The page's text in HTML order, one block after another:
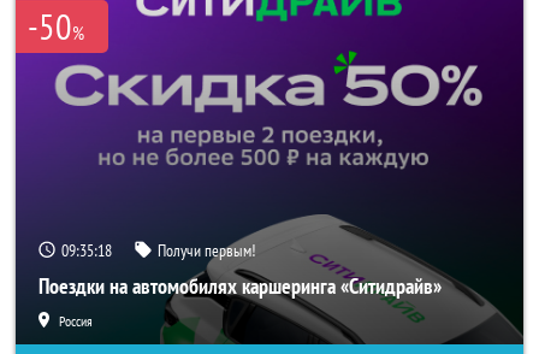
-50%
09:35:18 Получи первым!
Поездки на автомобилях каршеринга «Ситидрайв»
Россия